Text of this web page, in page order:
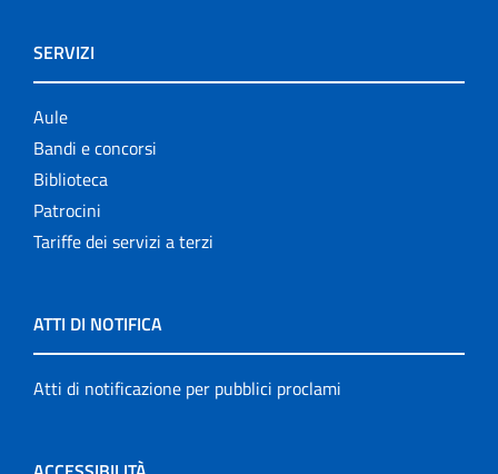
SERVIZI
Aule
Bandi e concorsi
Biblioteca
Patrocini
Tariffe dei servizi a terzi
ATTI DI NOTIFICA
Atti di notificazione per pubblici proclami